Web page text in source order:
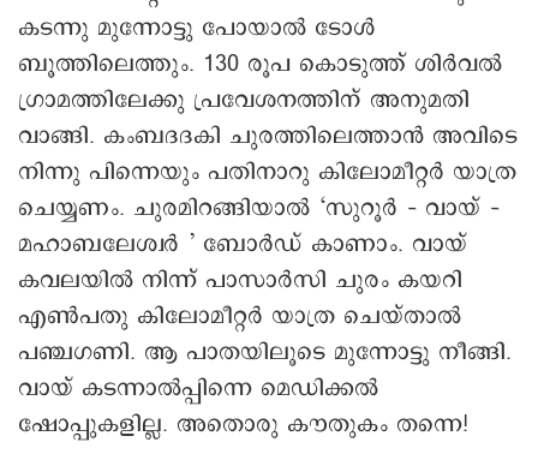
കടന്നു മുന്നോട്ടു പോയാൽ ടോൾ
ബൂത്തിലെത്തും. 130 രൂപ കൊടുത്ത് ശിർവൽ
ഗ്രാമത്തിലേക്കു പ്രവേശനത്തിന് അനുമതി
വാങ്ങി. കംബദദകി ചുരത്തിലെത്താൻ അവിടെ
നിന്നു പിന്നെയും പതിനാറു കിലോമീറ്റർ യാത്ര
ചെയ്യണം. ചുരമിറങ്ങിയാൽ ‘സുറൂർ – വായ് –
മഹാബലേശ്വർ ’ ബോർഡ് കാണാം. വായ്
കവലയിൽ നിന്ന് പാസാർസി ചുരം കയറി
എൺപതു കിലോമീറ്റർ യാത്ര ചെയ്താൽ
പഞ്ചഗണി. ആ പാതയിലൂടെ മുന്നോട്ടു നീങ്ങി.
വായ് കടന്നാൽപ്പിന്നെ മെഡിക്കൽ
ഷോപ്പുകളില്ല. അതൊരു കൗതുകം തന്നെ!